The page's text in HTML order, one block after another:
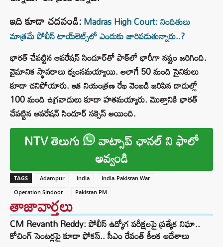
ఇది కూడా చదవండి:Madras High Court: నిందితులు
మాత్రమే పోలీస్ టాయ్‌లెట్స్‌లో ఎందుకు జారిపడుతున్నారు..?
భారత్ చేపట్టిన ఆపరేషన్ సిందూర్‌తో పాక్‌లో భారీగా నష్టం జరిగింది.
వైమానిక స్థావరాలు ధ్వంసమయ్యాయి. అలాగే 50 మంది సైనికులు
కూడా చనిపోయారు. ఇక నియంత్రణ రేఖ వెంబడి జరిపిన దాడుల్లో
100 మంది ఉగ్రవాదులు కూడా హతమయ్యారు. మొత్తానికి భారత్
చేపట్టిన ఆపరేషన్ సిందూర్ సక్సెస్ అయింది.
NTV తెలుగు వాట్సాప్ ఛానల్ ని ఫాలో
అవ్వండి
TAGS Adampur india
India-Pakistan War
Operation Sindoor
Pakistan PM
తాజావార్తలు
CM Revanth Reddy: పోలీస్ ఉద్యోగ పరీక్షలపై ప్రత్యేక నిఘా..
కోచింగ్ సెంటర్లపై కూడా ఫోకస్.. సీఎం రేవంత్ కీలక ఆదేశాలు